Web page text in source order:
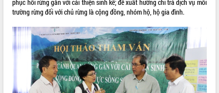
giải ngân vốn khắc phục thiên tai
hoạch tỉnh thời kỳ 2021-2030
Hội thảo góp ý hồ sơ điều chỉnh quy
hoạch tỉnh Đắk Lắk thời kỳ 2021-2030,
tầm nhìn đến năm 2050
Nâng cao hiệu quả hoạt động của các
doanh nghiệp nhà nước
phục hồi rừng gắn với cải thiện sinh kế; đề xuất hướng chi trả dịch vụ môi
trường rừng đối với chủ rừng là cộng đồng, nhóm hộ, hộ gia đình.